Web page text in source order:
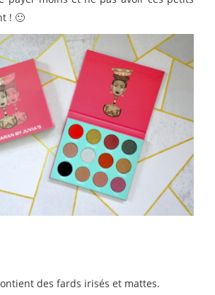
! 🙂
des fards irisés et mattes.